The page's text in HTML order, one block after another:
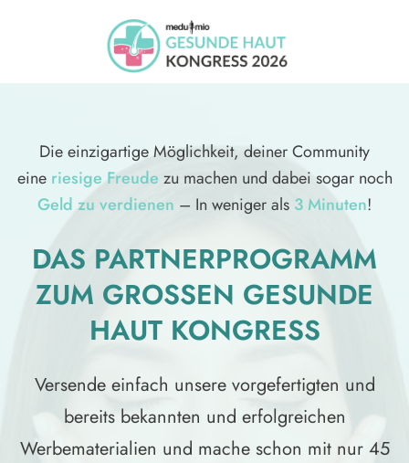
Die einzigartige Möglichkeit, deiner Community
eine riesige Freude zu machen und dabei sogar noch
Geld zu verdienen – In weniger als 3 Minuten!
DAS PARTNERPROGRAMM
ZUM GROSSEN GESUNDE H
AUT KONGRESS
Versende einfach unsere vorgefertigten und
bereits bekannten und erfolgreichen
Werbematerialien und mache schon mit nur 45